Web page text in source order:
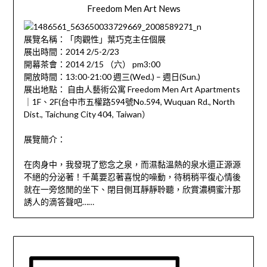
Freedom Men Art News
展覽名稱：「肉觀性」葉巧克主任個展
展出時間：2014 2/5-2/23
開幕茶會：2014 2/15 （六） pm3:00
開放時間：13:00-21:00 週三(Wed.) – 週日(Sun.)
展出地點： 自由人藝術公寓 Freedom Men Art Apartments
｜1F、2F(台中市五權路594號No.594, Wuquan Rd., North
Dist., Taichung City 404, Taiwan）
展覽簡介：
在肉身中，我發現了慾念之泉，而濕黏溫熱的泉水還正源源
不絕的分泌著！千萬要忍著喜悅的噪動，待稍稍平復心情後
就在一旁悠閒的坐下、閉目側耳靜靜聆聽，欣賞濃稠蜜汁那
誘人的滴答聲吧……